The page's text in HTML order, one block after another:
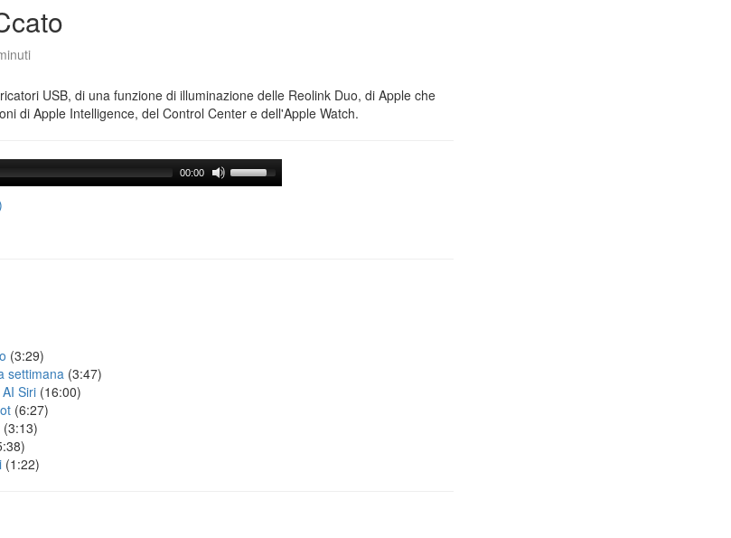
USB, di una funzione di illuminazione delle Reolink Duo, di Apple che
di Apple Intelligence, del Control Center e dell'Apple Watch.
00:00
(3:29)
settimana (3:47)
Siri (16:00)
(6:27)
(3:13)
(1:22)